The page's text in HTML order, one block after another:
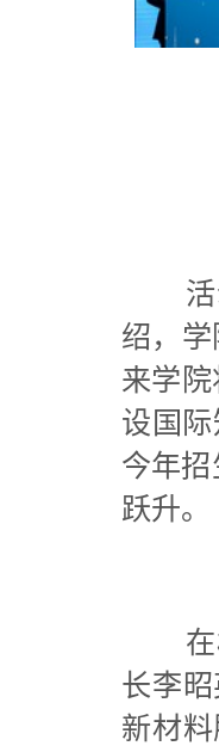
活动
绍，
来学
设国
今年
跃升。
在校
长李
新材